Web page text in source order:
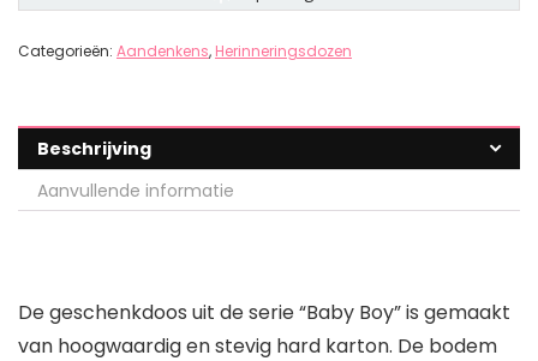
Categorieën: Aandenkens, Herinneringsdozen
Beschrijving
Aanvullende informatie
De geschenkdoos uit de serie “Baby Boy” is gemaakt
van hoogwaardig en stevig hard karton. De bodem